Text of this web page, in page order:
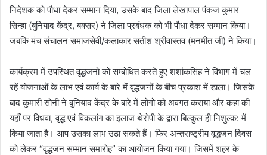
निदेशक को पौधा देकर सम्मान दिया, उसके बाद जिला लेखापाल पंकज कुमार
सिन्हा (बुनियाद केंद्र, बक्सर) ने जिला प्रबंधक को भी पौधा देकर सम्मान किया।
जबकि मंच संचालन समाजसेवी/कलाकार सतीश श्रीवास्तव (मनमीत जी) ने किया।
कार्यक्रम में उपस्थित वृद्धजनो को सम्बोधित करते हुए शशांकसिंह ने विभाग में चल
रहें योजनाओं के लाभ एवं कार्य के बारे में वृद्धजनों के बीच प्रकाश में डाला। जिसके
बाद कुमारी सोनी ने बुनियाद केंद्र के बारे में लोगो को अवगत कराया और कहा की
यहाँ पर विधवा, वृद्ध एवं विकलांग का इलाज थेरोपी के द्वारा बिल्कुल ही निशुल्क: में
किया जाता है। आप उसका लाभ उठा सकते हैं। फिर अन्तराष्ट्रीय वृद्धजन दिवस
को लेकर “वृद्धजन सम्मान समारोह” का आयोजन किया गया। जिसमें शहर के